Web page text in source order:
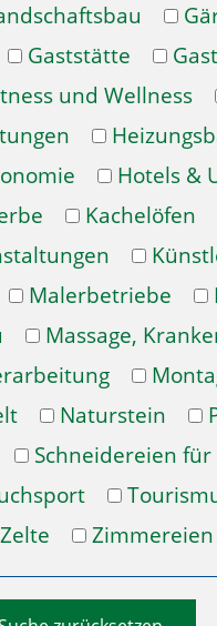
Gaststätte
und Wellness
Hotels &
Kachelöfen
Malerbetriebe
Massage,
Naturstein
Schneidereien
Zelte Zimmereien